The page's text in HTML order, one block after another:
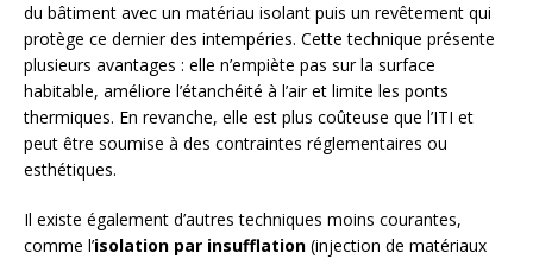
du bâtiment avec un matériau isolant puis un revêtement qui
protège ce dernier des intempéries. Cette technique présente
plusieurs avantages : elle n’empiète pas sur la surface
habitable, améliore l’étanchéité à l’air et limite les ponts
thermiques. En revanche, elle est plus coûteuse que l’ITI et
peut être soumise à des contraintes réglementaires ou
esthétiques.
Il existe également d’autres techniques moins courantes,
comme l’isolation par insufflation (injection de matériaux